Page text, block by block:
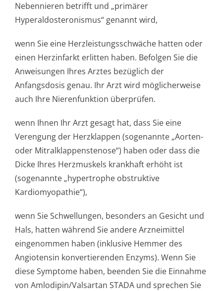
Nebennieren betrifft und „primärer
Hyperaldostero­nismus“ genannt wird,
wenn Sie eine Herzleistungsschwäche hatten oder
einen Herzinfarkt erlitten haben. Befolgen Sie die
Anweisungen Ihres Arztes bezüglich der
Anfangsdosis genau. Ihr Arzt wird möglicherweise
auch Ihre Nierenfunktion überprüfen.
wenn Ihnen Ihr Arzt gesagt hat, dass Sie eine
Verengung der Herzklappen (sogenannte „Aorten-
oder Mitralklappen­stenose“) haben oder dass die
Dicke Ihres Herzmuskels krankhaft erhöht ist
(sogenannte „hypertrophe obstruktive
Kardiomyopathie“),
wenn Sie Schwellungen, besonders an Gesicht und
Hals, hatten während Sie andere Arzneimittel
eingenommen haben (inklusive Hemmer des
Angiotensin konvertierenden Enzyms). Wenn Sie
diese Symptome haben, beenden Sie die Einnahme
von Amlodipin/Valsartan STADA und sprechen Sie